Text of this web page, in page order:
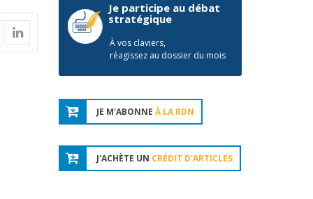
Je participe au débat
stratégique
À vos claviers,
réagissez au dossier du mois
JE M'ABONNE À LA RDN
J'ACHÈTE UN CRÉDIT D'ARTICLES